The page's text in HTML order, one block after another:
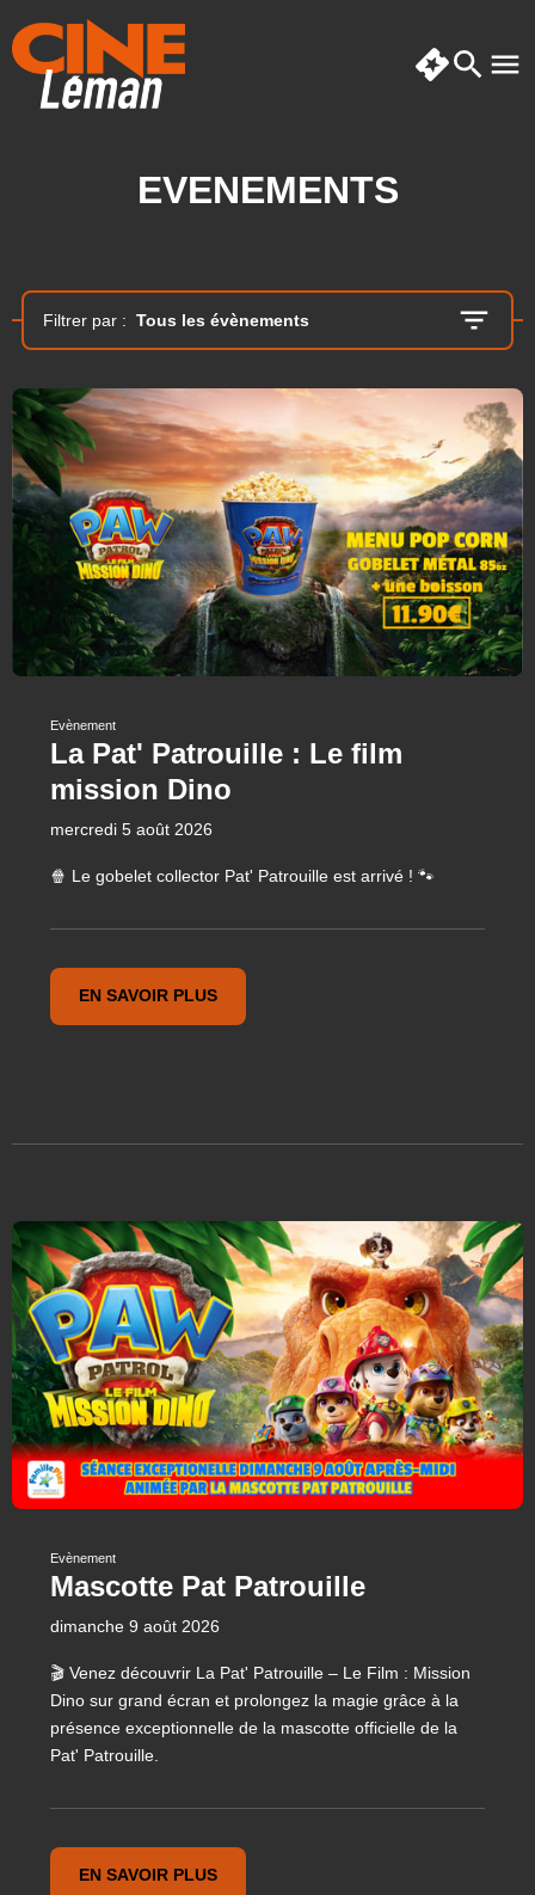
EVENEMENTS
Filtrer par : Tous les évènements
Evènement
La Pat' Patrouille : Le film
mission Dino
mercredi 5 août 2026
🍿 Le gobelet collector Pat' Patrouille est arrivé ! 🐾
EN SAVOIR PLUS
Evènement
Mascotte Pat Patrouille
dimanche 9 août 2026
🎬 Venez découvrir La Pat' Patrouille – Le Film : Mission
Dino sur grand écran et prolongez la magie grâce à la
présence exceptionnelle de la mascotte officielle de la
Pat' Patrouille.
EN SAVOIR PLUS